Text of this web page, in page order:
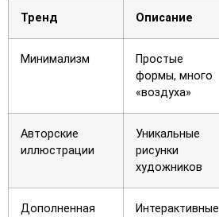
Тренд Описание
Минимализм
Простые
формы, много
«воздуха»
Авторские
иллюстрации
Уникальные
рисунки
художников
Дополненная
Интерактивные